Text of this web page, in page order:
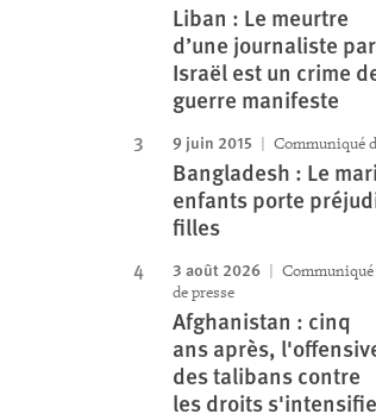
Liban : Le meurtre
d’une journaliste par
Israël est un crime
guerre manifeste
9 juin 2015 Communiqué
Bangladesh : Le
enfants porte
filles
3 août 2026
Communiqué
de presse
Afghanistan : cinq
ans après,
des talibans contre
les droits s'intensifie